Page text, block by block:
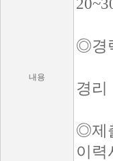
내용
◎경
경리
◎제
이력